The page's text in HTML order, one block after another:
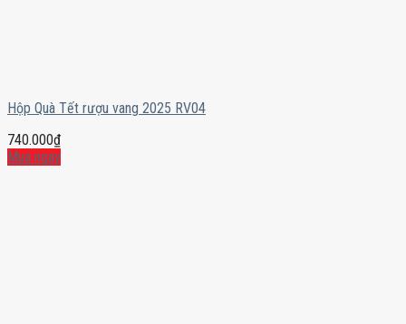
Hộp Quà Tết rượu vang 2025 RV04
740.000₫
Mua ngay